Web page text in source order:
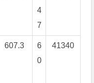
4
7
607.3
6
0
41340